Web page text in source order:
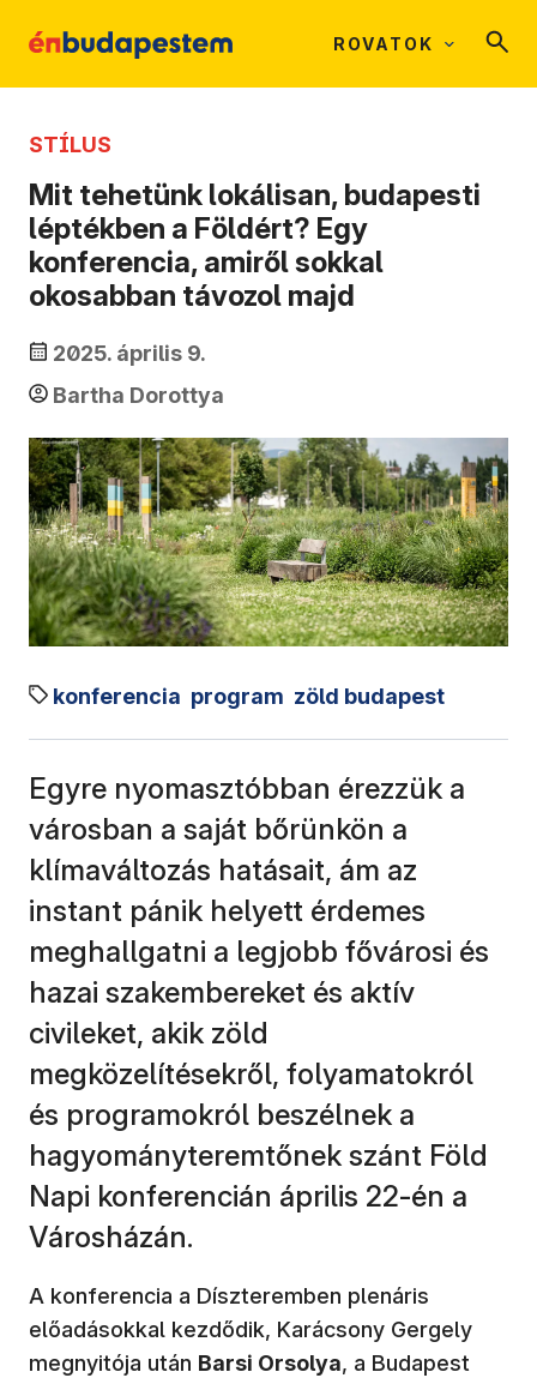
ROVATOK
STÍLUS
Mit tehetünk lokálisan, budapesti
léptékben a Földért? Egy
konferencia, amiről sokkal
okosabban távozol majd
2025. április 9.
Bartha Dorottya
konferencia program zöld budapest
Egyre nyomasztóbban érezzük a
városban a saját bőrünkön a
klímaváltozás hatásait, ám az
instant pánik helyett érdemes
meghallgatni a legjobb fővárosi és
hazai szakembereket és aktív
civileket, akik zöld
megközelítésekről, folyamatokról
és programokról beszélnek a
hagyományteremtőnek szánt Föld
Napi konferencián április 22-én a
Városházán.
A konferencia a Díszteremben plenáris
előadásokkal kezdődik, Karácsony Gergely
megnyitója után Barsi Orsolya, a Budapest